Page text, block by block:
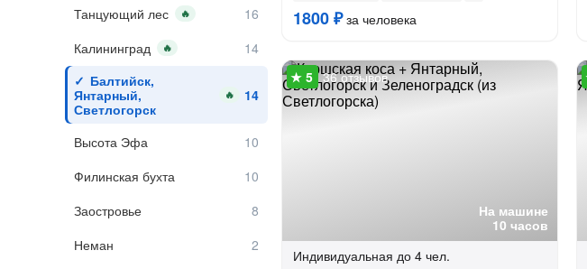
1800 ₽за человека
На машине
10 часов
36 отзывов
Индивидуальная до 4 чел.
Танцующий лес
🔥
Калининград 🔥
Балтийск,
Янтарный,
Светлогорск
🔥
Высота Эфа
Филинская бухта
Заостровье
Неман